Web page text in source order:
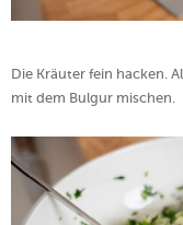
Die Kräuter fein hacken.
mit dem Bulgur mischen.